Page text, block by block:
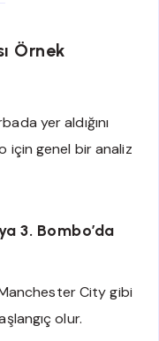
Örnek
yer aldığını
için genel bir analiz
3. Bombo’da
City gibi
olur.